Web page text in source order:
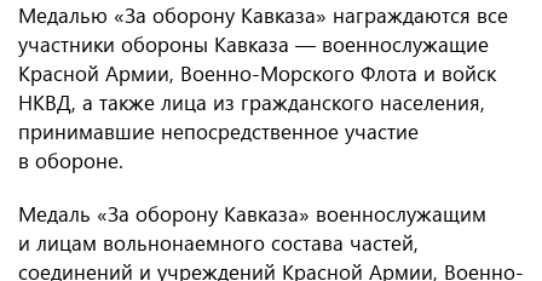
Медалью «За оборону Кавказа» награждаются все
участники обороны Кавказа — военнослужащие
Красной Армии, Военно-Морского Флота и войск
НКВД, а также лица из гражданского населения,
принимавшие непосредственное участие
в обороне.
Медаль «За оборону Кавказа» военнослужащим
и лицам вольнонаемного состава частей,
соединений и учреждений Красной Армии, Военно-